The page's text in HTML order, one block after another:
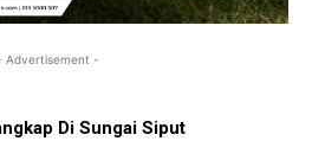
Advertisement -
Di Sungai Siput